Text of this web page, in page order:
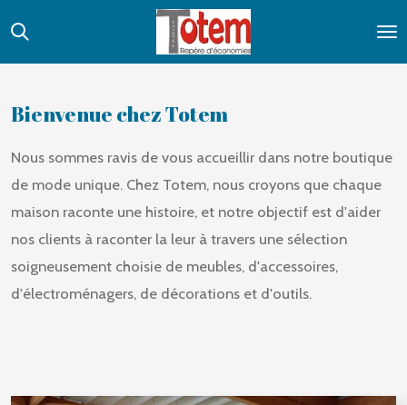
Passer
principal
Bienvenue chez Totem
Nous sommes ravis de vous accueillir dans notre boutique
de mode unique. Chez Totem, nous croyons que chaque
maison raconte une histoire, et notre objectif est d'aider
nos clients à raconter la leur à travers une sélection
soigneusement choisie de meubles, d'accessoires,
d'électroménagers, de décorations et d'outils.